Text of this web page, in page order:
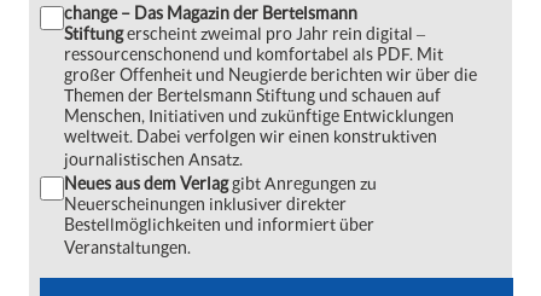
change – Das Magazin der Bertelsmann
Stiftungerscheint zweimal pro Jahr rein digital ‒
ressourcenschonend und komfortabel als PDF. Mit
großer Offenheit und Neugierde berichten wir über die
Themen der Bertelsmann Stiftung und schauen auf
Menschen, Initiativen und zukünftige Entwicklungen
weltweit. Dabei verfolgen wir einen konstruktiven
journalistischen Ansatz.
Neues aus dem Verlaggibt Anregungen zu
Neuerscheinungen inklusiver direkter
Bestellmöglichkeiten und informiert über
Veranstaltungen.